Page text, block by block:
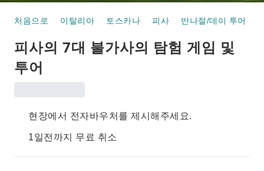
처음으로 이탈리아 토스카나 피사 반나절/데이 투어
피사의 7대 불가사의 탐험 게임 및
투어
현장에서 전자바우처를 제시해주세요.
1일전까지 무료 취소